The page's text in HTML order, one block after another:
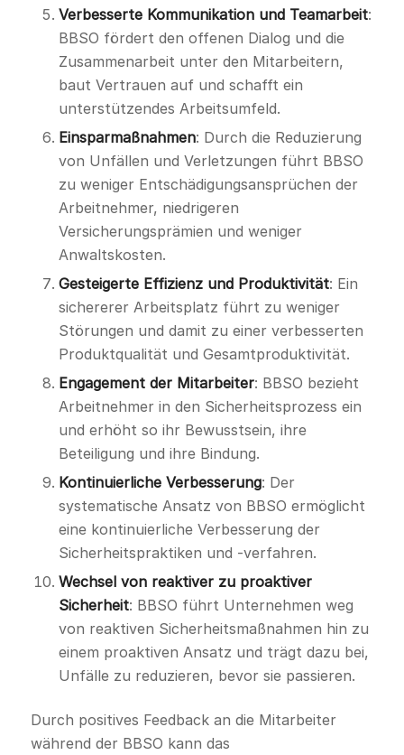
Verbesserte Kommunikation und Teamarbeit:
BBSO fördert den offenen Dialog und die
Zusammenarbeit unter den Mitarbeitern,
baut Vertrauen auf und schafft ein
unterstützendes Arbeitsumfeld.
Einsparmaßnahmen: Durch die Reduzierung
von Unfällen und Verletzungen führt BBSO
zu weniger Entschädigungsansprüchen der
Arbeitnehmer, niedrigeren
Versicherungsprämien und weniger
Anwaltskosten.
Gesteigerte Effizienz und Produktivität: Ein
sichererer Arbeitsplatz führt zu weniger
Störungen und damit zu einer verbesserten
Produktqualität und Gesamtproduktivität.
Engagement der Mitarbeiter: BBSO bezieht
Arbeitnehmer in den Sicherheitsprozess ein
und erhöht so ihr Bewusstsein, ihre
Beteiligung und ihre Bindung.
Kontinuierliche Verbesserung: Der
systematische Ansatz von BBSO ermöglicht
eine kontinuierliche Verbesserung der
Sicherheitspraktiken und -verfahren.
Wechsel von reaktiver zu proaktiver
Sicherheit: BBSO führt Unternehmen weg
von reaktiven Sicherheitsmaßnahmen hin zu
einem proaktiven Ansatz und trägt dazu bei,
Unfälle zu reduzieren, bevor sie passieren.
Durch positives Feedback an die Mitarbeiter
während der BBSO kann das